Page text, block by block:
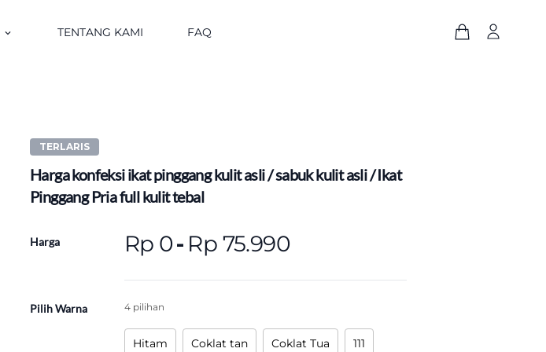
keyboard_arrow_down TENTANG KAMI FAQ
TERLARIS
Harga konfeksi ikat pinggang kulit asli / sabuk kulit asli / Ikat
Pinggang Pria full kulit tebal
Harga Rp 0- Rp 75.990
Pilih Warna 4 pilihan
Hitam Coklat tan Coklat Tua 111